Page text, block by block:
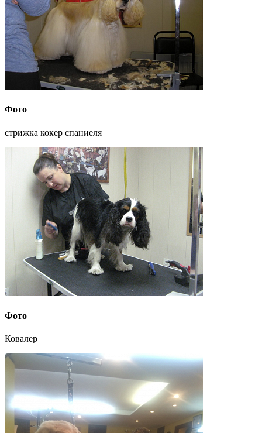
Фото
стрижка кокер спаниеля
Фото
Ковалер